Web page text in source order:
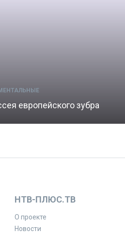
европейского зубра
НТВ-ПЛЮС.ТВ
О проекте
Новости